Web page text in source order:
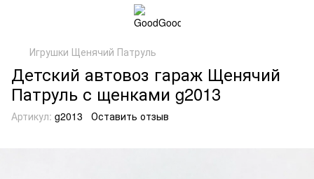
Игрушки Щенячий Патруль
Детский автовоз гараж Щенячий
Патруль с щенками g2013
Артикул: g2013 Оставить отзыв